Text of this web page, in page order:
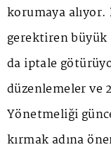
korumaya
gerektiren
da iptale
düzenlemeler ve
Yönetmeliği
kırmak adına